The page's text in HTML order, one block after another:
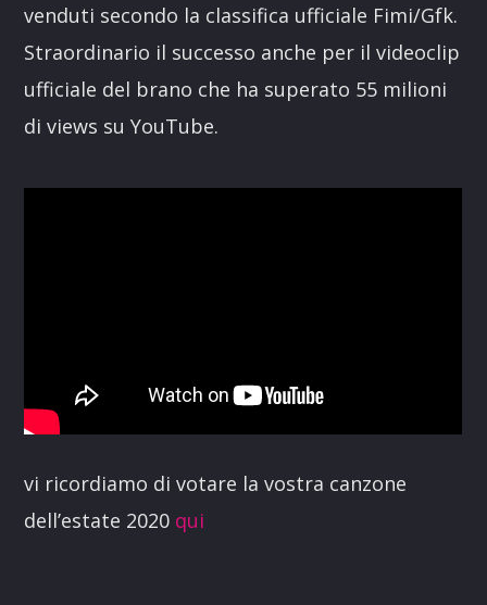
venduti secondo la classifica ufficiale Fimi/Gfk.
Straordinario il successo anche per il videoclip
ufficiale del brano che ha superato 55 milioni
di views su YouTube.
vi ricordiamo di votare la vostra canzone
dell’estate 2020 qui